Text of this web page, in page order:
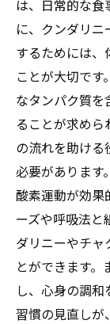
は、日常的な
に、クンダリニ
するためには、
ことが大切で
なタンパク質
ることが求め
の流れを助ける
必要があります
酸素運動が効果
ーズや呼吸法と
ダリニーやチャ
とができます
し、心身の調
習慣の見直しが